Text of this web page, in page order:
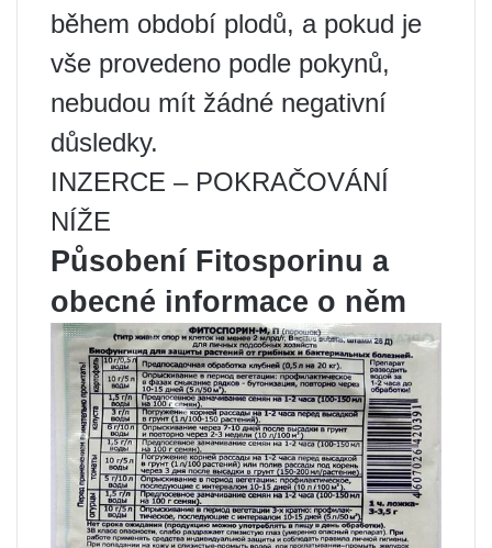
během období plodů, a pokud je
vše provedeno podle pokynů,
nebudou mít žádné negativní
důsledky.
INZERCE – POKRAČOVÁNÍ
NÍŽE
Působení Fitosporinu a
obecné informace o něm